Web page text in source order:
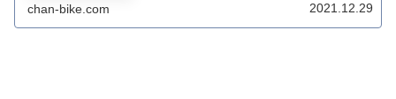
chan-bike.com 2021.12.29